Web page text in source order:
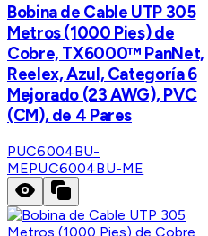
Bobina de Cable UTP 305
Metros (1000 Pies) de
Cobre, TX6000™ PanNet,
Reelex, Azul, Categoría 6
Mejorado (23 AWG), PVC
(CM), de 4 Pares
PUC6004BU-
MEPUC6004BU-ME